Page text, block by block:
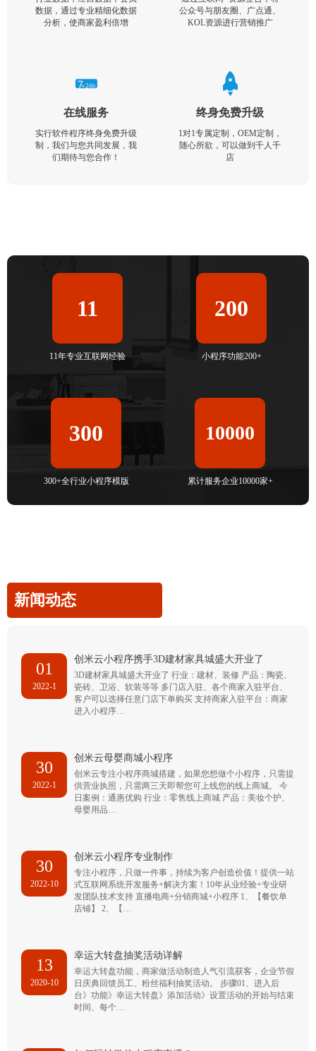
数据，通过专业精细化数据
分析，使商家盈利倍增
公众号与朋友圈、广点通、
KOL资源进行营销推广
在线服务
实行软件程序终身免费升级
制，我们与您共同发展，我
们期待与您合作！
终身免费升级
1对1专属定制，OEM定制，
随心所欲，可以做到千人千
店
11
11年专业互联网经验
200
小程序功能200+
300
300+全行业小程序模版
10000
累计服务企业10000家+
新闻动态
01
2022-1
创米云小程序携手3D建材家具城盛大开业了
3D建材家具城盛大开业了 行业：建材、装修 产品：陶瓷、
瓷砖、卫浴、软装等等 多门店入驻、各个商家入驻平台、
客户可以选择任意门店下单购买 支持商家入驻平台：商家
进入小程序…
30
2022-1
创米云母婴商城小程序
创米云专注小程序商城搭建，如果您想做个小程序，只需提
供营业执照，只需两三天即帮您可上线您的线上商城。 今
日案例：通惠优购 行业：零售线上商城 产品：美妆个护、
母婴用品…
30
2022-10
创米云小程序专业制作
专注小程序，只做一件事，持续为客户创造价值！提供一站
式互联网系统开发服务+解决方案！10年从业经验+专业研
发团队技术支持 直播电商+分销商城+小程序 1、【餐饮单
店铺】 2、【…
13
2020-10
幸运大转盘抽奖活动详解
幸运大转盘功能，商家做活动制造人气引流获客，企业节假
日庆典回馈员工、粉丝福利抽奖活动。 步骤01、进入后
台》功能》幸运大转盘》添加活动》设置活动的开始与结束
时间、每个…